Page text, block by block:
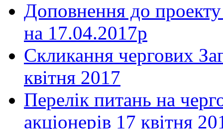
Доповнення до
на 17.04.2017р
Скликання чергових
квiтня 2017
Перелiк питань на
акціонерів 17 квiтня